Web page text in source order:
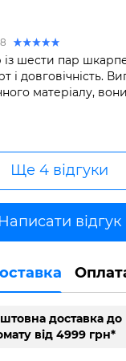
шести пар
і довговічність.
матеріалу,
Ще 4 відгуки
Написати відгук
доставка до
від 4999 грн*